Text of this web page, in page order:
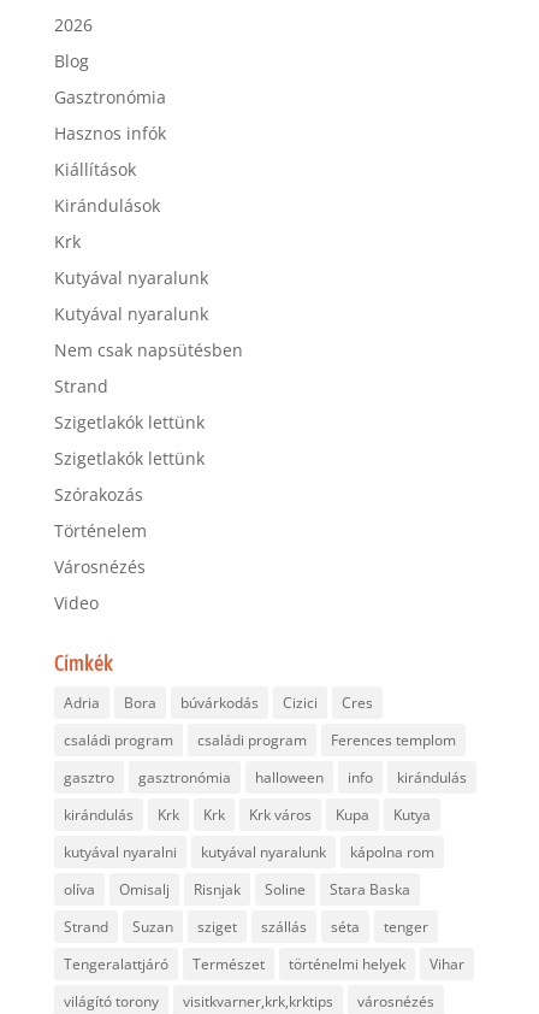
2026
Blog
Gasztronómia
Hasznos infók
Kiállítások
Kirándulások
Krk
Kutyával nyaralunk
Kutyával nyaralunk
Nem csak napsütésben
Strand
Szigetlakók lettünk
Szigetlakók lettünk
Szórakozás
Történelem
Városnézés
Video
Címkék
Adria Bora búvárkodás Cizici
Cres
családi program
családi program
Ferences templom
gasztro
gasztronómia halloween info
kirándulás
kirándulás
Krk Krk Krk város Kupa
Kutya
kutyával nyaralni
kutyával nyaralunk
kápolna rom
olíva
Omisalj Risnjak Soline
Stara Baska
Strand
Suzan sziget szállás séta
tenger
Tengeralattjáró
Természet történelmi helyek
Vihar
világító torony
visitkvarner,krk,krktips
városnézés